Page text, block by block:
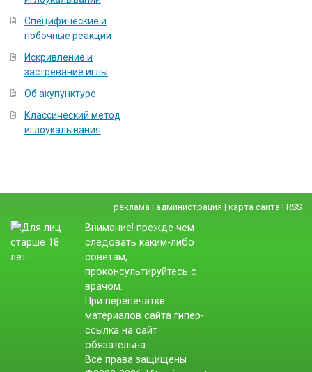
Специфические и
побочные реакции
Искривление и
застревание иглы
Об акупунктуре
Классический метод
иглоукалывания
реклама | администрация | карта сайта | RSS
Внимание! прежде чем
следовать каким-либо
советам,
проконсультируйтесь с
врачом.
При перепечатке
материалов сайта гипер-
ссылка на сайт
обязательна.
Все права защищены